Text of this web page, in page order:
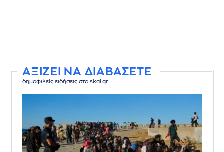
ΑΞΙΖΕΙ ΝΑ ΔΙΑΒΑΣΕΤΕ
δημοφιλείς ειδήσεις στο skai.gr